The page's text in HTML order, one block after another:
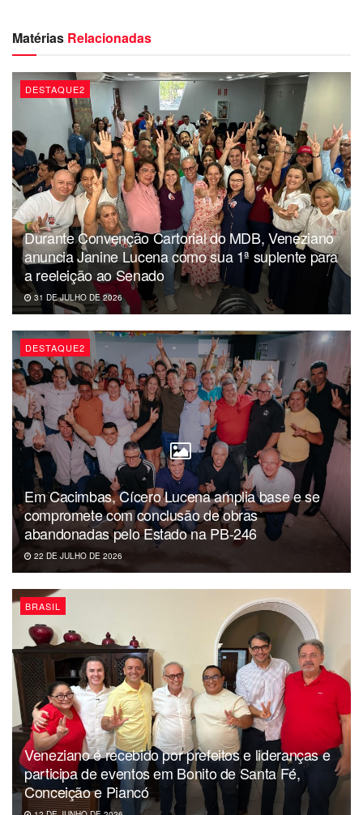
Matérias Relacionadas
DESTAQUE2
Durante Convenção Cartorial do MDB, Veneziano
anuncia Janine Lucena como sua 1ª suplente para
a reeleição ao Senado
31 DE JULHO DE 2026
DESTAQUE2
Em Cacimbas, Cícero Lucena amplia base e se
compromete com conclusão de obras
abandonadas pelo Estado na PB-246
22 DE JULHO DE 2026
BRASIL
Veneziano é recebido por prefeitos e lideranças e
participa de eventos em Bonito de Santa Fé,
Conceição e Piancó